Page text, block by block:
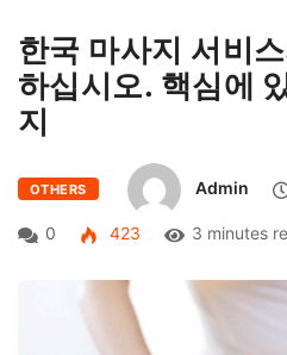
한국 마사지 서비
하십시오. 핵심에
지
OTHERS Admin
0 423 3 minutes